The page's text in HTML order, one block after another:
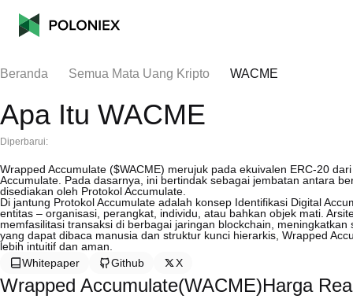
Beranda Semua Mata Uang Kripto WACME
Apa Itu WACME
Diperbarui:
Wrapped Accumulate ($WACME) merujuk pada ekuivalen ERC-20
Accumulate. Pada dasarnya, ini bertindak sebagai jembatan antara
disediakan oleh Protokol Accumulate.
Di jantung Protokol Accumulate adalah konsep Identifikasi Digital
entitas – organisasi, perangkat, individu, atau bahkan objek mati.
memfasilitasi transaksi di berbagai jaringan blockchain,
yang dapat dibaca manusia dan struktur kunci hierarkis, Wrapped
lebih intuitif dan aman.
Whitepaper
Github X
Wrapped Accumulate(WACME)Harga